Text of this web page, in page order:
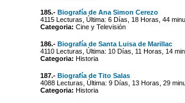
185.- Biografía de Ana Simon Cerezo
4115 Lecturas, Última: 6 Días, 18 Horas, 44
Categoria: Cine y Televisión
186.- Biografía de Santa Luisa de Marillac
4110 Lecturas, Última: 10 Días, 11 Horas, 14
Categoria: Historia
187.- Biografía de Tito Salas
4088 Lecturas, Última: 9 Días, 13 Horas, 29
Categoria: Historia